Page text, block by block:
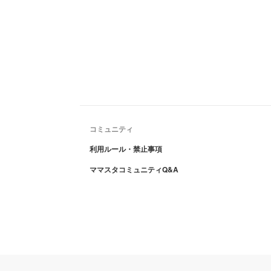
コミュニティ
利用ルール・禁止事項
ママスタコミュニティQ&A